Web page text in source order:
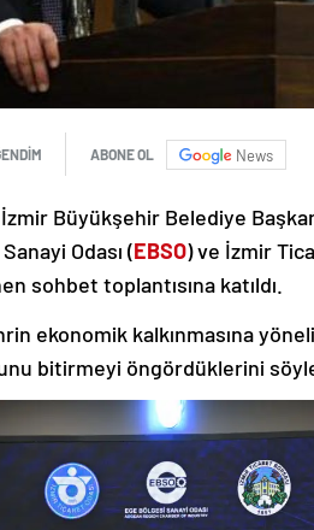
ABONE OL News
Büyükşehir Belediye
Odası (EBSO) ve İzmir
sohbet toplantısına katıldı.
ekonomik kalkınmasına
bitirmeyi öngördüklerini